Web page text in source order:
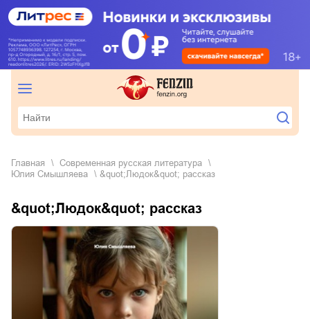
Главная
современная русская литература
Юлия Смышляева
&quot;Людок&quot; рассказ
&quot;Людок&quot; рассказ